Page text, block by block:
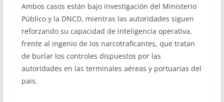
Ambos casos están bajo investigación del Ministerio
Público y la DNCD, mientras las autoridades siguen
reforzando su capacidad de inteligencia operativa,
frente al ingenio de los narcotraficantes, que tratan
de burlar los controles dispuestos por las
autoridades en las terminales aéreas y portuarias del
pais.